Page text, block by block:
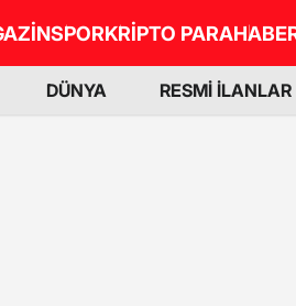
SPORKRİPTO PARA
DÜNYA RESMİ İLANLAR